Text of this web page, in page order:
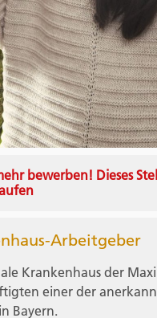
bewerben! Dieses
Arbeitgeber
Krankenhaus der
einer der
Bayern.